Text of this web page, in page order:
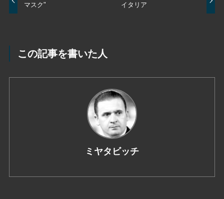
マスク"
イタリア
この記事を書いた人
ミヤタビッチ